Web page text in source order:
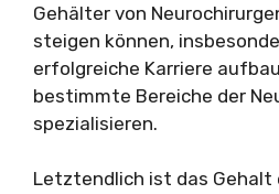
Gehälter von
steigen können,
erfolgreiche Karriere
bestimmte Bereiche der
spezialisieren.
Letztendlich ist das Gehalt